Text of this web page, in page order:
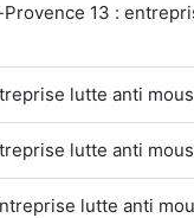
13 :
lutte anti
lutte anti
lutte anti